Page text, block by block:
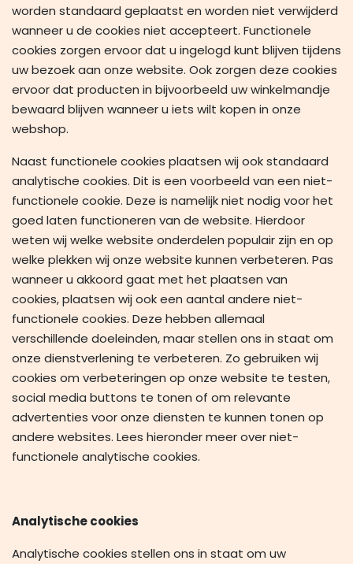
worden standaard geplaatst en worden niet verwijderd
wanneer u de cookies niet accepteert. Functionele
cookies zorgen ervoor dat u ingelogd kunt blijven tijdens
uw bezoek aan onze website. Ook zorgen deze cookies
ervoor dat producten in bijvoorbeeld uw winkelmandje
bewaard blijven wanneer u iets wilt kopen in onze
webshop.
Naast functionele cookies plaatsen wij ook standaard
analytische cookies. Dit is een voorbeeld van een niet-
functionele cookie. Deze is namelijk niet nodig voor het
goed laten functioneren van de website. Hierdoor
weten wij welke website onderdelen populair zijn en op
welke plekken wij onze website kunnen verbeteren. Pas
wanneer u akkoord gaat met het plaatsen van
cookies, plaatsen wij ook een aantal andere niet-
functionele cookies. Deze hebben allemaal
verschillende doeleinden, maar stellen ons in staat om
onze dienstverlening te verbeteren. Zo gebruiken wij
cookies om verbeteringen op onze website te testen,
social media buttons te tonen of om relevante
advertenties voor onze diensten te kunnen tonen op
andere websites. Lees hieronder meer over niet-
functionele analytische cookies.
Analytische cookies
Analytische cookies stellen ons in staat om uw